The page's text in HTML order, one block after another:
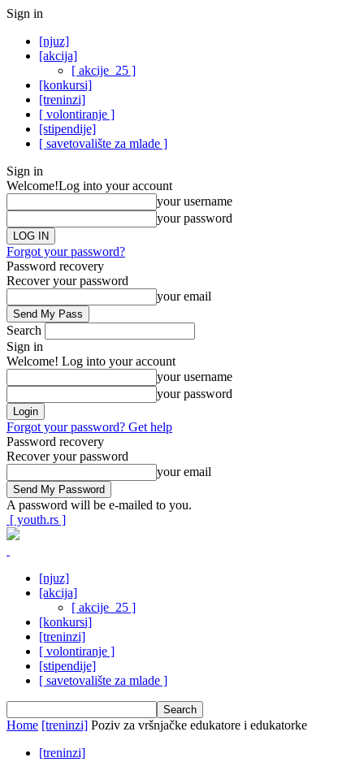
Sign in
[njuz]
[akcija]
[ akcije_25 ]
[konkursi]
[treninzi]
[ volontiranje ]
[stipendije]
[ savetovalište za mlade ]
Sign in
Welcome!Log into your account
your username
your password
Forgot your password?
Password recovery
Recover your password
your email
Search
Sign in
Welcome! Log into your account
your username
your password
Forgot your password? Get help
Password recovery
Recover your password
your email
A password will be e-mailed to you.
[ youth.rs ]
[njuz]
[akcija]
[ akcije_25 ]
[konkursi]
[treninzi]
[ volontiranje ]
[stipendije]
[ savetovalište za mlade ]
Home [treninzi] Poziv za vršnjačke edukatore i edukatorke
[treninzi]